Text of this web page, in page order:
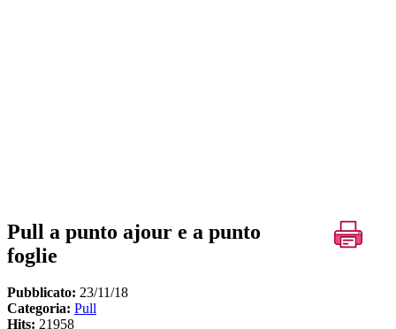
Pull a punto ajour e a punto
foglie
Pubblicato: 23/11/18
Categoria: Pull
Hits: 21958